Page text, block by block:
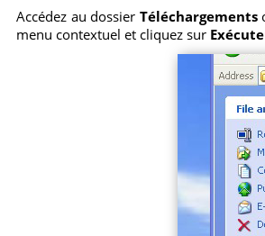
Accédez au dossier Téléchargements
menu contextuel et cliquez sur